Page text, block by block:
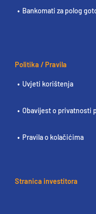
Bankomati za polog
Politika / Pravila
Uvjeti korištenja
Obavijest o privatnosti
Pravila o kolačićima
Stranica investitora